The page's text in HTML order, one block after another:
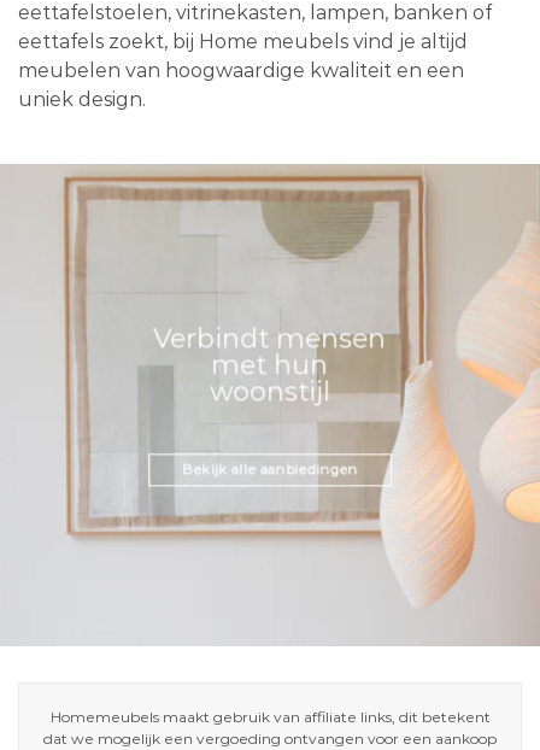
eettafelstoelen, vitrinekasten, lampen, banken of
eettafels zoekt, bij Home meubels vind je altijd
meubelen van hoogwaardige kwaliteit en een
uniek design.
Verbindt mensen
met hun
woonstijl
Bekijk alle aanbiedingen
Homemeubels maakt gebruik van affiliate links, dit betekent
dat we mogelijk een vergoeding ontvangen voor een aankoop